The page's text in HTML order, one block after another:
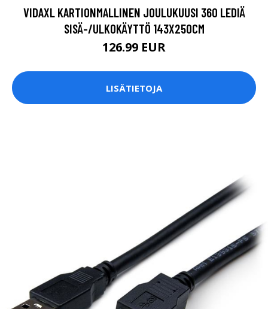
VIDAXL KARTIONMALLINEN JOULUKUUSI 360 LEDIÄ
SISÄ-/ULKOKÄYTTÖ 143X250CM
126.99 EUR
LISÄTIETOJA